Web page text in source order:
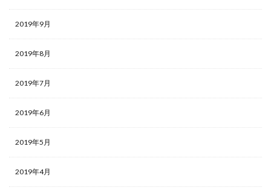
2019年9月
2019年8月
2019年7月
2019年6月
2019年5月
2019年4月